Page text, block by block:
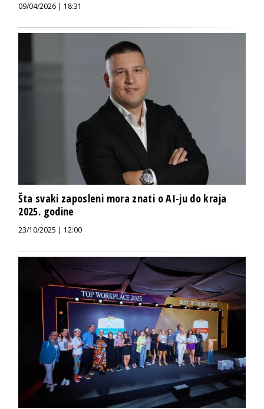
09/04/2026 | 18:31
Šta svaki zaposleni mora znati o AI-ju do kraja
2025. godine
23/10/2025 | 12:00